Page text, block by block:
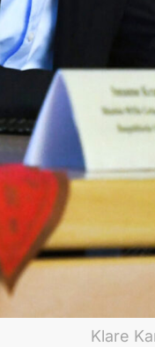
Klare